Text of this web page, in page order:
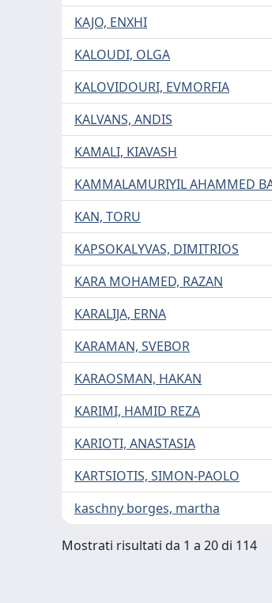
KAJO, ENXHI
KALOUDI, OLGA
KALOVIDOURI, EVMORFIA
KALVANS, ANDIS
KAMALI, KIAVASH
KAMMALAMURIYIL AHAMMED
KAN, TORU
KAPSOKALYVAS, DIMITRIOS
KARA MOHAMED, RAZAN
KARALIJA, ERNA
KARAMAN, SVEBOR
KARAOSMAN, HAKAN
KARIMI, HAMID REZA
KARIOTI, ANASTASIA
KARTSIOTIS, SIMON-PAOLO
kaschny borges, martha
Mostrati risultati da 1 a 20 di 114